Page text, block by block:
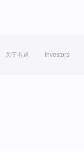
关于有道 Investors